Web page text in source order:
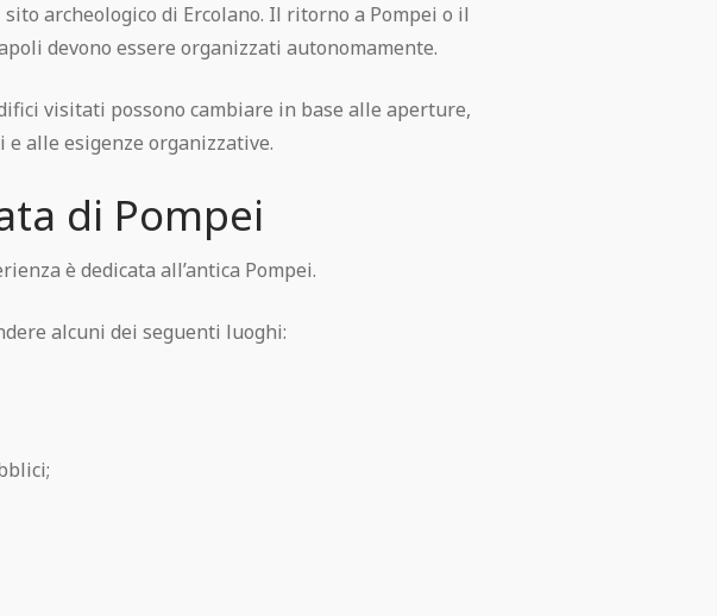
archeologico di Ercolano. Il ritorno a Pompei o il
devono essere organizzati autonomamente.
visitati possono cambiare in base alle aperture,
e alle esigenze organizzative.
di Pompei
è dedicata all’antica Pompei.
alcuni dei seguenti luoghi: